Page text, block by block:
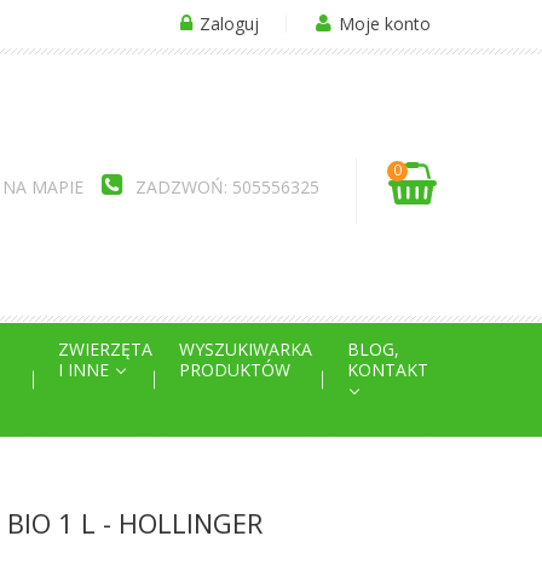
Zaloguj Moje konto
MAPIE ZADZWOŃ: 505556325
0
ZWIERZĘTA
I INNE
WYSZUKIWARKA
PRODUKTÓW
BLOG,
KONTAKT
1 L - HOLLINGER